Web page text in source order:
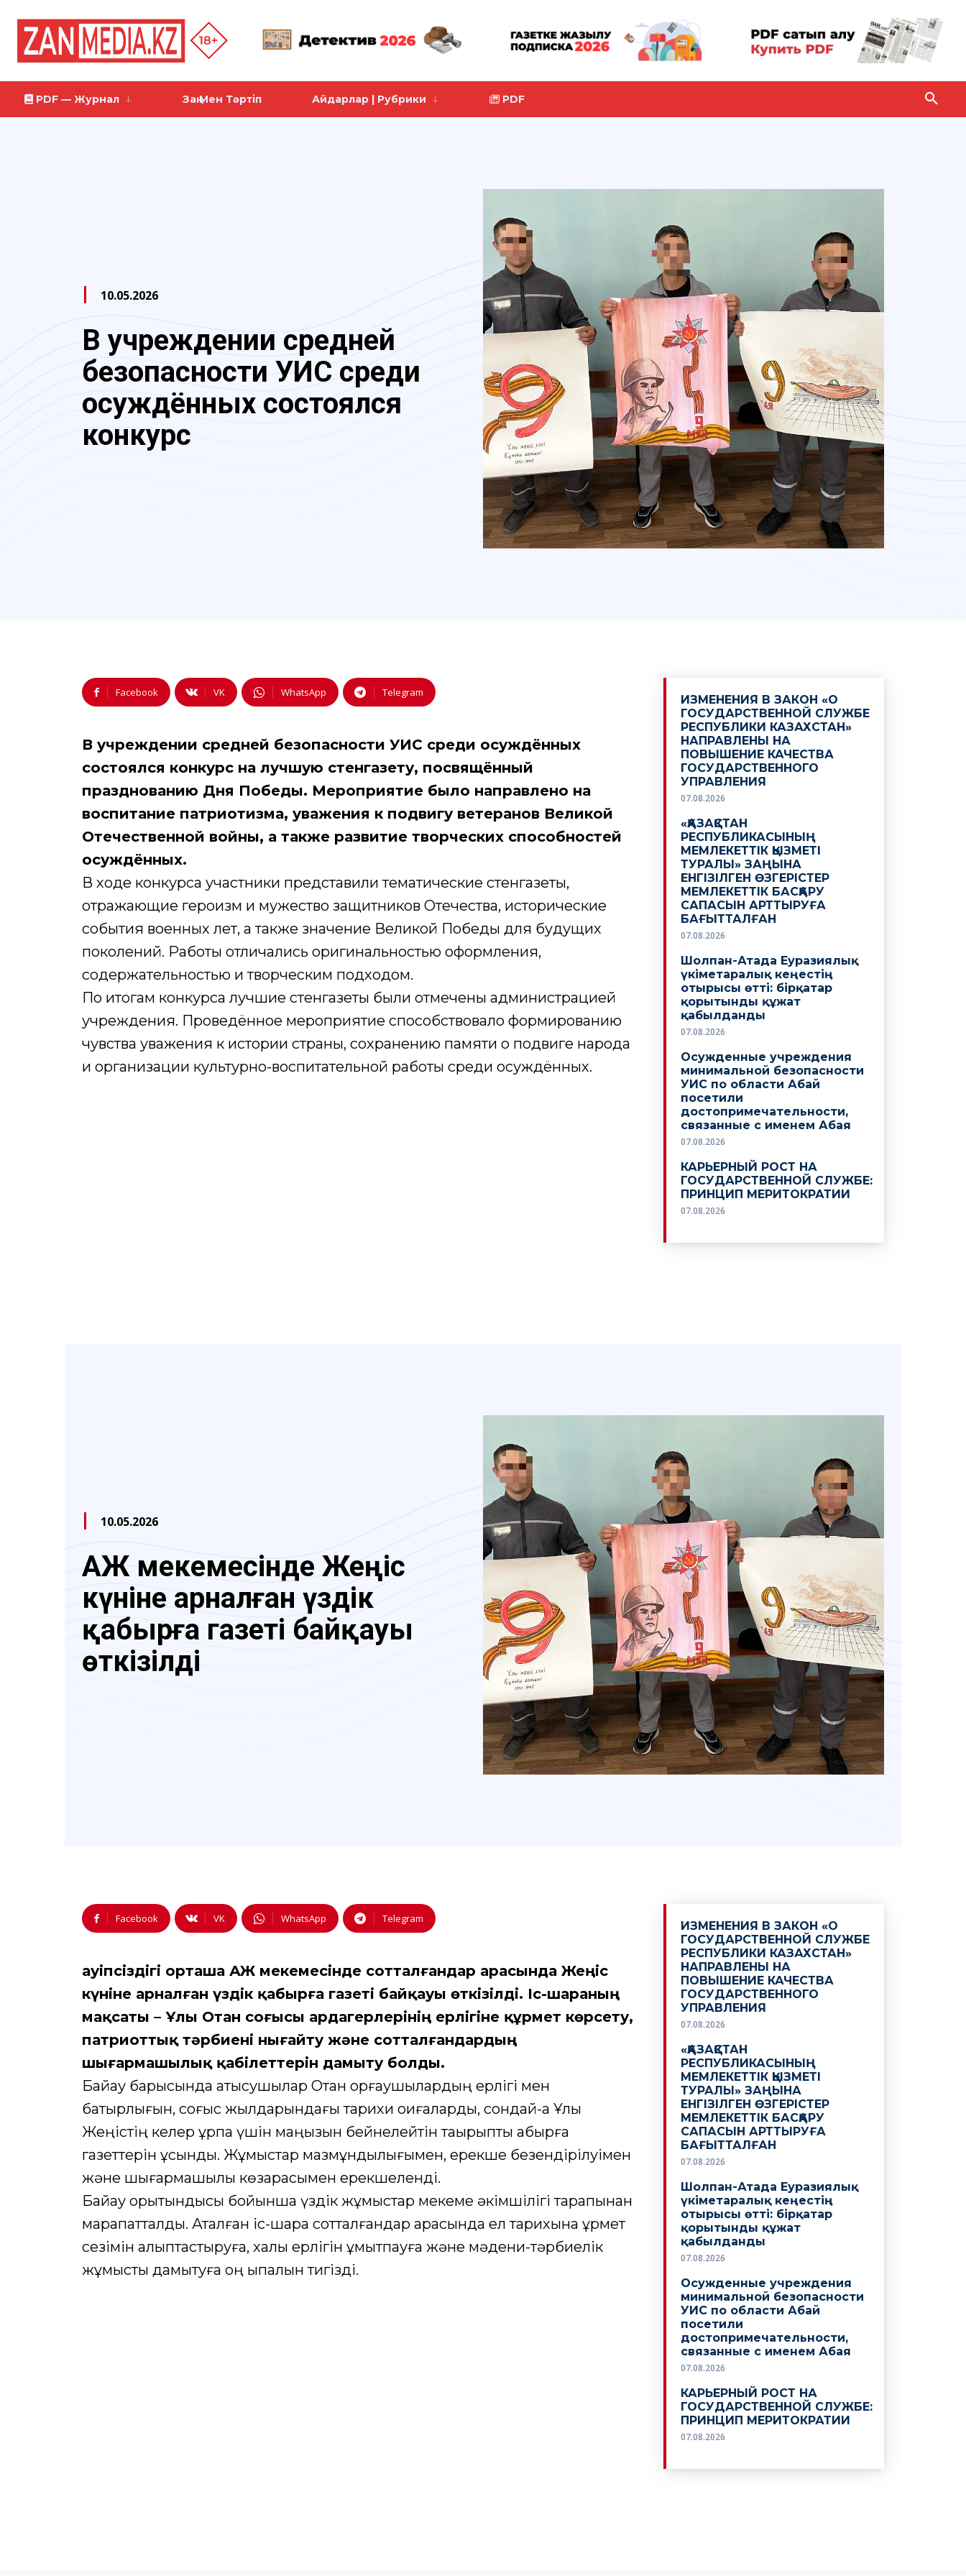
PDF — Журнал Заң Мен Тәртіп Айдарлар | Рубрики PDF
10.05.2026
В учреждении средней
безопасности УИС среди
осуждённых состоялся
конкурс
Facebook VK WhatsApp Telegram
В учреждении средней безопасности УИС среди осуждённых
состоялся конкурс на лучшую стенгазету, посвящённый
празднованию Дня Победы. Мероприятие было направлено на
воспитание патриотизма, уважения к подвигу ветеранов Великой
Отечественной войны, а также развитие творческих способностей
осуждённых.
В ходе конкурса участники представили тематические стенгазеты,
отражающие героизм и мужество защитников Отечества, исторические
события военных лет, а также значение Великой Победы для будущих
поколений. Работы отличались оригинальностью оформления,
содержательностью и творческим подходом.
По итогам конкурса лучшие стенгазеты были отмечены администрацией
учреждения. Проведённое мероприятие способствовало формированию
чувства уважения к истории страны, сохранению памяти о подвиге народа
и организации культурно-воспитательной работы среди осуждённых.
ИЗМЕНЕНИЯ В ЗАКОН «О
ГОСУДАРСТВЕННОЙ СЛУЖБЕ
РЕСПУБЛИКИ КАЗАХСТАН»
НАПРАВЛЕНЫ НА
ПОВЫШЕНИЕ КАЧЕСТВА
ГОСУДАРСТВЕННОГО
УПРАВЛЕНИЯ
07.08.2026
«ҚАЗАҚСТАН
РЕСПУБЛИКАСЫНЫҢ
МЕМЛЕКЕТТІК ҚЫЗМЕТІ
ТУРАЛЫ» ЗАҢЫНА
ЕНГІЗІЛГЕН ӨЗГЕРІСТЕР
МЕМЛЕКЕТТІК БАСҚАРУ
САПАСЫН АРТТЫРУҒА
БАҒЫТТАЛҒАН
07.08.2026
Шолпан-Атада Еуразиялық
үкіметаралық кеңестің
отырысы өтті: бірқатар
қорытынды құжат
қабылданды
07.08.2026
Осужденные учреждения
минимальной безопасности
УИС по области Абай
посетили
достопримечательности,
связанные с именем Абая
07.08.2026
КАРЬЕРНЫЙ РОСТ НА
ГОСУДАРСТВЕННОЙ СЛУЖБЕ:
ПРИНЦИП МЕРИТОКРАТИИ
07.08.2026